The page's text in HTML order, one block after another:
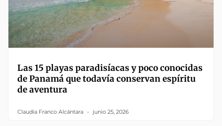
Las 15 playas paradisíacas y poco conocidas
de Panamá que todavía conservan espíritu
de aventura
Claudia Franco Alcántara junio 25, 2026